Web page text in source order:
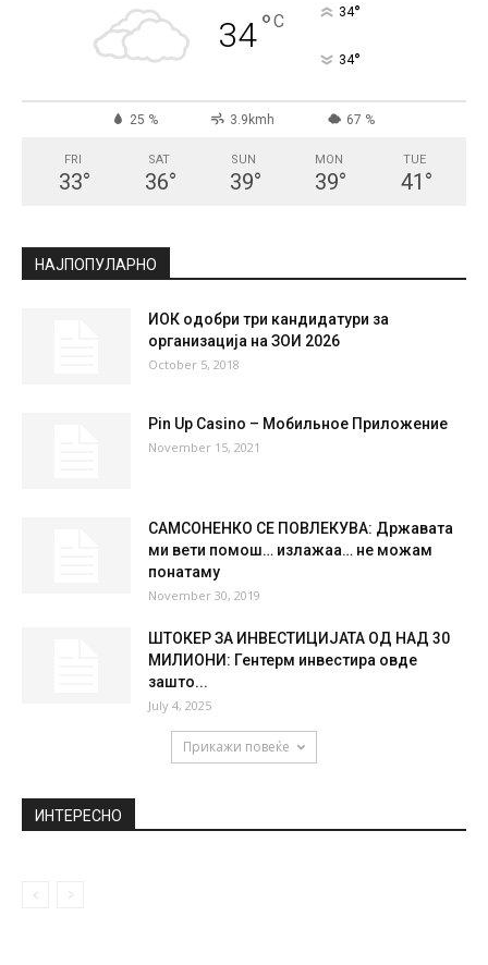
34°C 34°
34°
25 % 3.9kmh 67 %
FRI
33°
SAT
36°
SUN
39°
MON
39°
TUE
41 °
НАЈПОПУЛАРНО
ИОК одобри три кандидатури за
организација на ЗОИ 2026
October 5, 2018
Pin Up Casino – Мобильное Приложение
November 15, 2021
САМСОНЕНКО СЕ ПОВЛЕКУВА: Државата
ми вети пoмoш… излажaa… не можам
понатаму
November 30, 2019
ШТОКЕР ЗА ИНВЕСТИЦИЈАТА ОД НАД 30
МИЛИОНИ: Гентерм инвестира овде
зашто...
July 4, 2025
Прикажи повеќе
ИНТЕРЕСНО